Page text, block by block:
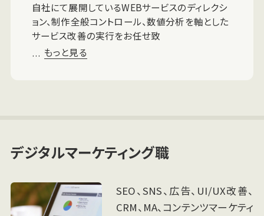
自社にて展開しているWEBサービスのディレクシ
ョン、制作全般コントロール、数値分析を軸とした
サービス改善の実行をお任せ致
… もっと見る
デジタルマーケティング職
SEO、SNS、広告、UI/UX改善、
CRM、MA、コンテンツマーケティ